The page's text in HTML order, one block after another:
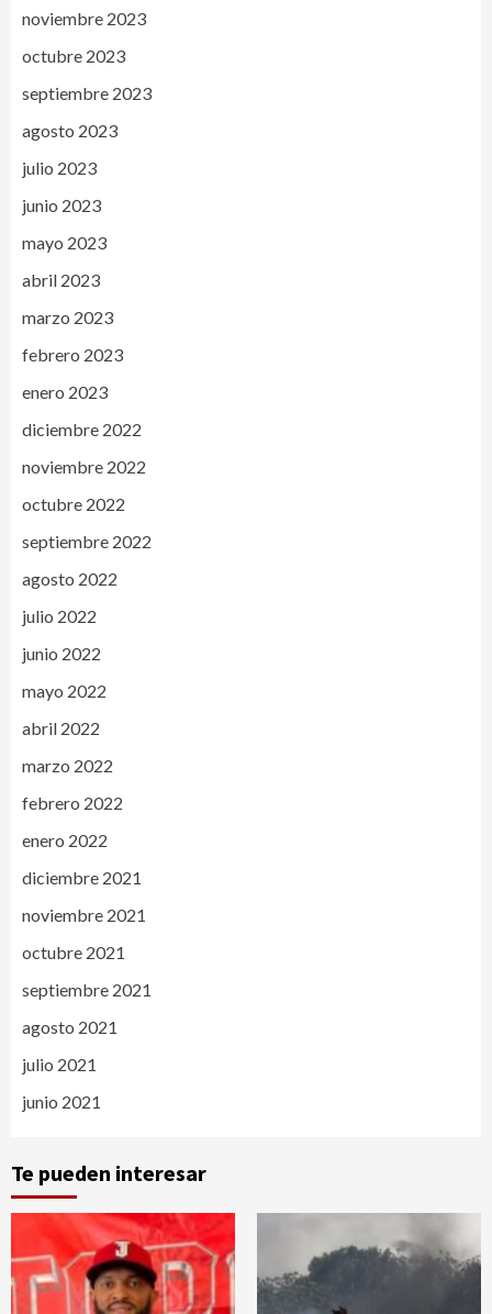
noviembre 2023
octubre 2023
septiembre 2023
agosto 2023
julio 2023
junio 2023
mayo 2023
abril 2023
marzo 2023
febrero 2023
enero 2023
diciembre 2022
noviembre 2022
octubre 2022
septiembre 2022
agosto 2022
julio 2022
junio 2022
mayo 2022
abril 2022
marzo 2022
febrero 2022
enero 2022
diciembre 2021
noviembre 2021
octubre 2021
septiembre 2021
agosto 2021
julio 2021
junio 2021
Te pueden interesar